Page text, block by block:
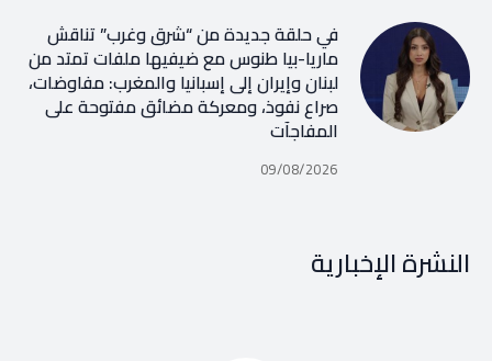
في حلقة جديدة من “شرق وغرب” تناقش
ماريا-بيا طنوس مع ضيفيها ملفات تمتد من
لبنان وإيران إلى إسبانيا والمغرب: مفاوضات،
صراع نفوذ، ومعركة مضائق مفتوحة على
المفاجآت
09/08/2026
النشرة الإخبارية